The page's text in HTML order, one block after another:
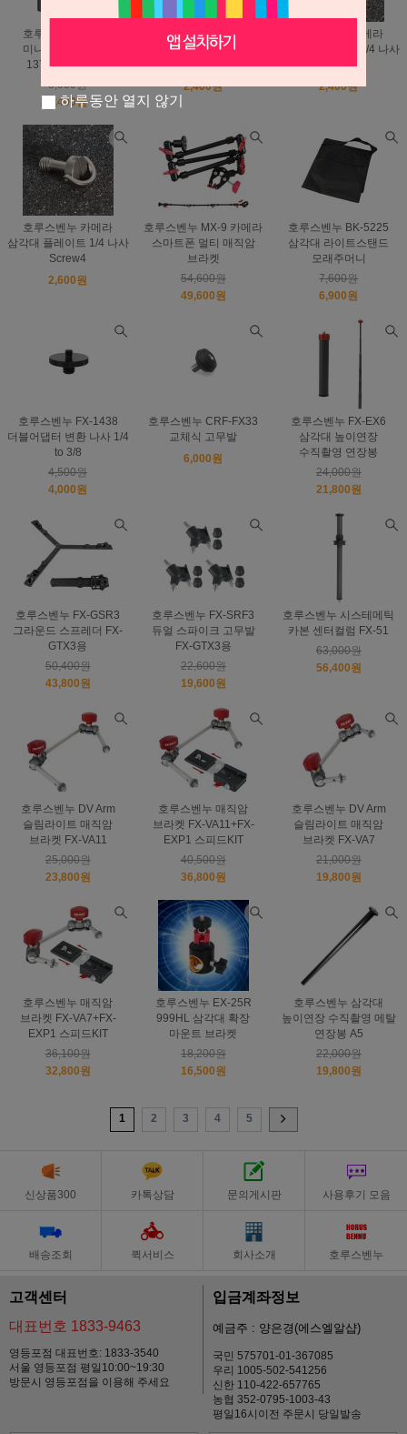
호루스벤누 EX-R1
미니삼각대 연장봉
137mm 높이연장
8,000원
6,400원
호루스벤누 카메라
삼각대 플레이트 1/4 나사
Screw9
2,400원
호루스벤누 카메라
삼각대 플레이트 1/4 나사
Screw6
2,400원
호루스벤누 카메라
삼각대 플레이트 1/4 나사
Screw4
2,600원
호루스벤누 MX-9 카메라
스마트폰 멀티 매직암
브라켓
54,600원
49,600원
호루스벤누 BK-5225
삼각대 라이트스탠드
모래주머니
7,600원
6,900원
호루스벤누 FX-1438
더블어댑터 변환 나사 1/4
to 3/8
4,500원
4,000원
호루스벤누 CRF-FX33
교체식 고무발
6,000원
호루스벤누 FX-EX6
삼각대 높이연장
수직촬영 연장봉
24,000원
21,800원
호루스벤누 FX-GSR3
그라운드 스프레더 FX-
GTX3용
50,400원
43,800원
호루스벤누 FX-SRF3
듀얼 스파이크 고무발
FX-GTX3용
22,600원
19,600원
호루스벤누 시스테메틱
카본 센터컬럼 FX-51
63,000원
56,400원
호루스벤누 DV Arm
슬림라이트 매직암
브라켓 FX-VA11
25,000원
23,800원
호루스벤누 매직암
브라켓 FX-VA11+FX-
EXP1 스피드KIT
40,500원
36,800원
호루스벤누 DV Arm
슬림라이트 매직암
브라켓 FX-VA7
21,000원
19,800원
호루스벤누 매직암
브라켓 FX-VA7+FX-
EXP1 스피드KIT
36,100원
32,800원
호루스벤누 EX-25R
999HL 삼각대 확장
마운트 브라켓
18,200원
16,500원
호루스벤누 삼각대
높이연장 수직촬영 메탈
연장봉 A5
22,000원
19,800원
1 2 3 4 5
신상품300 카톡상담 문의게시판 사용후기 모음
배송조회 퀵서비스 회사소개 호루스벤누
고객센터
대표번호 1833-9463
영등포점 대표번호: 1833-3540
서울 영등포점 평일10:00~19:30
방문시 영등포점을 이용해 주세요
입금계좌정보
예금주 : 양은경(에스엘알샵)
국민 575701-01-367085
우리 1005-502-541256
신한 110-422-657765
농협 352-0795-1003-43
평일16시이전 주문시 당일발송
하루동안 열지 않기